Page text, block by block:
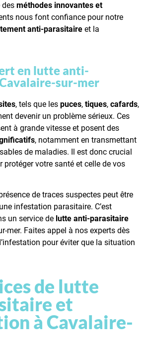
méthodes innovantes et
nous font confiance pour notre
anti-parasitaire et la
en lutte anti-
sur-mer
, tels que les puces, tiques, cafards,
devenir un problème sérieux. Ces
à grande vitesse et posent des
, notamment en transmettant
de maladies. Il est donc crucial
protéger votre santé et celle de vos
de traces suspectes peut être
infestation parasitaire. C’est
un service de lutte anti-parasitaire
mer. Faites appel à nos experts dès
pour éviter que la situation
de lutte
et
à Cavalaire-